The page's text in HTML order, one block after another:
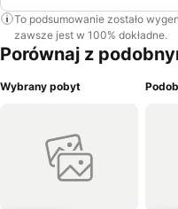
To podsumowanie zostało
zawsze jest w 100% dokładne.
Porównaj z
Wybrany pobyt